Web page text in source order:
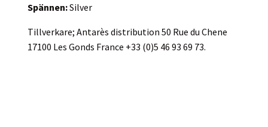
Spännen:Silver
Tillverkare; Antarès distribution 50 Rue du Chene
17100 Les Gonds France +33 (0)5 46 93 69 73.